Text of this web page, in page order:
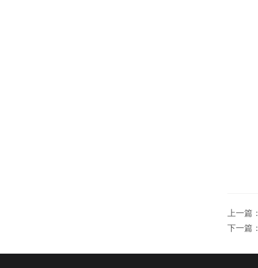
上一篇：
下一篇：